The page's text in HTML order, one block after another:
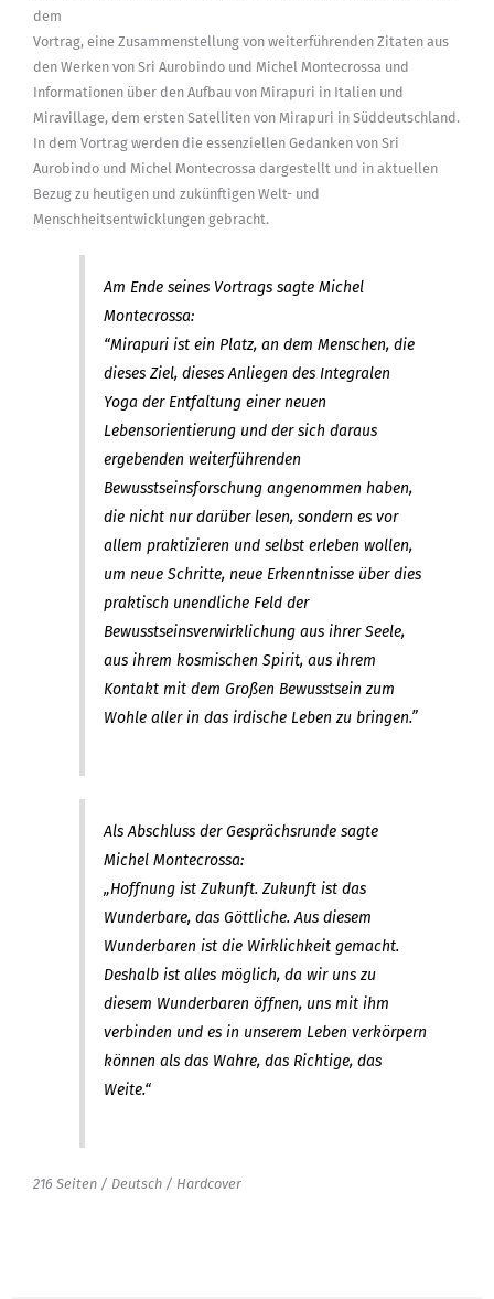
dem
Vortrag, eine Zusammenstellung von weiterführenden Zitaten aus
den Werken von Sri Aurobindo und Michel Montecrossa und
Informationen über den Aufbau von Mirapuri in Italien und
Miravillage, dem ersten Satelliten von Mirapuri in Süddeutschland.
In dem Vortrag werden die essenziellen Gedanken von Sri
Aurobindo und Michel Montecrossa dargestellt und in aktuellen
Bezug zu heutigen und zukünftigen Welt- und
Menschheitsentwicklungen gebracht.
Am Ende seines Vortrags sagte Michel
Montecrossa:
“Mirapuri ist ein Platz, an dem Menschen, die
dieses Ziel, dieses Anliegen des Integralen
Yoga der Entfaltung einer neuen
Lebensorientierung und der sich daraus
ergebenden weiterführenden
Bewusstseinsforschung angenommen haben,
die nicht nur darüber lesen, sondern es vor
allem praktizieren und selbst erleben wollen,
um neue Schritte, neue Erkenntnisse über dies
praktisch unendliche Feld der
Bewusstseinsverwirklichung aus ihrer Seele,
aus ihrem kosmischen Spirit, aus ihrem
Kontakt mit dem Großen Bewusstsein zum
Wohle aller in das irdische Leben zu bringen.”
Als Abschluss der Gesprächsrunde sagte
Michel Montecrossa:
„Hoffnung ist Zukunft. Zukunft ist das
Wunderbare, das Göttliche. Aus diesem
Wunderbaren ist die Wirklichkeit gemacht.
Deshalb ist alles möglich, da wir uns zu
diesem Wunderbaren öffnen, uns mit ihm
verbinden und es in unserem Leben verkörpern
können als das Wahre, das Richtige, das
Weite.“
216 Seiten / Deutsch / Hardcover